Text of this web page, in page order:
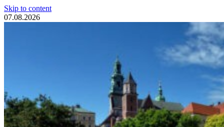
Skip to content
07.08.2026